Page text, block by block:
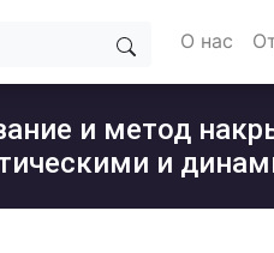
О нас
и метод
и